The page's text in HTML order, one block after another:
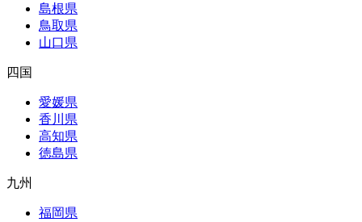
島根県
鳥取県
山口県
四国
愛媛県
香川県
高知県
徳島県
九州
福岡県